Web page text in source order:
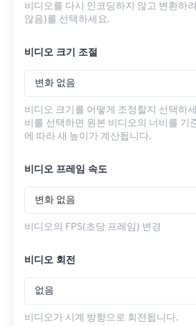
비디오를 다시 인코딩하지 않고 변환하
않음)를 선택하세요.
비디오 크기 조절
변화 없음
비디오 크기를 어떻게 조정할지 선택하
비를 선택하면 원본 비디오의 너비를 기
에 따라 새 높이가 계산됩니다.
비디오 프레임 속도
변화 없음
비디오의 FPS(초당 프레임) 변경
비디오 회전
없음
비디오가 시계 방향으로 회전됩니다.